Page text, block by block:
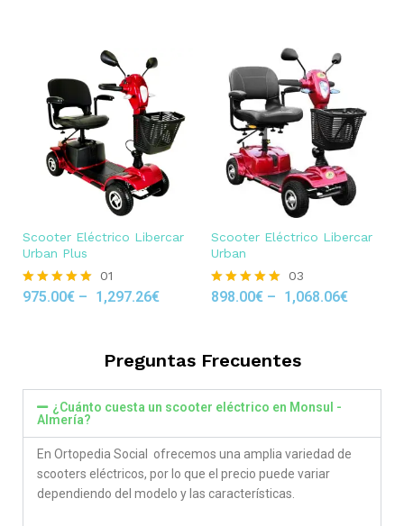
Scooter Eléctrico Libercar
Urban Plus
Rated
01
975.00€ – 1,297.26€
Scooter Eléctrico Libercar
Urban
Rated
03
898.00€ – 1,068.06€
Preguntas Frecuentes
¿Cuánto cuesta un scooter eléctrico en Monsul -
Almería?
En Ortopedia Social ofrecemos una amplia variedad de
scooters eléctricos, por lo que el precio puede variar
dependiendo del modelo y las características.